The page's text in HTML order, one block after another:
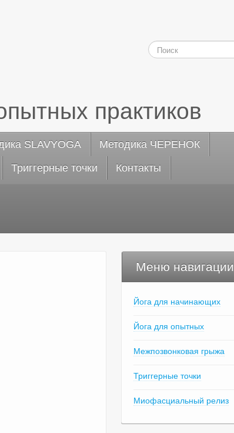
практиков
SLAVYOGA
Методика ЧЕРЕНОК
Триггерные точки Контакты
Меню навигации
Йога для начинающих
Йога для опытных
Межпозвонковая грыжа
Триггерные точки
Миофасциальный релиз